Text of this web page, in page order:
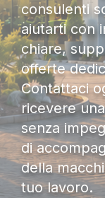
consulenti
aiutarti con
chiare,
offerte
Contattaci
ricevere
senza
di
della
tuo lavoro.